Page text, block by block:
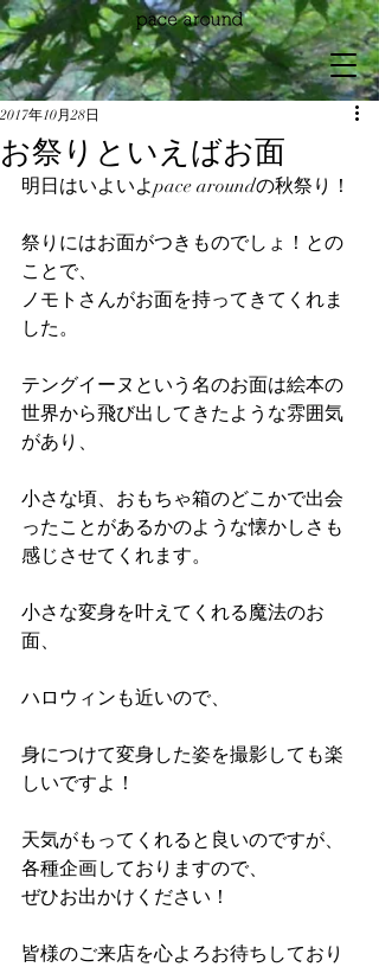
お祭りといえばお面
2017年10月28日
明日はいよいよpace aroundの秋祭り！
祭りにはお面がつきものでしょ！との
ことで、
ノモトさんがお面を持ってきてくれま
した。
テングイーヌという名のお面は絵本の
世界から飛び出してきたような雰囲気
があり、
小さな頃、おもちゃ箱のどこかで出会
ったことがあるかのような懐かしさも
感じさせてくれます。
小さな変身を叶えてくれる魔法のお
面、
ハロウィンも近いので、
身につけて変身した姿を撮影しても楽
しいですよ！
天気がもってくれると良いのですが、
各種企画しておりますので、
ぜひお出かけください！
皆様のご来店を心よろお待ちしており